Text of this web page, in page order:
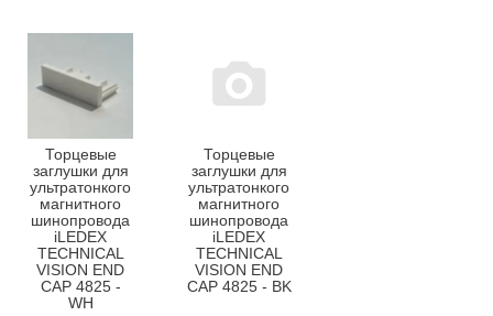
Торцевые
заглушки для
ультратонкого
магнитного
шинопровода
iLEDEX
TECHNICAL
VISION END
CAP 4825 -
WH
Торцевые
заглушки для
ультратонкого
магнитного
шинопровода
iLEDEX
TECHNICAL
VISION END
CAP 4825 - BK